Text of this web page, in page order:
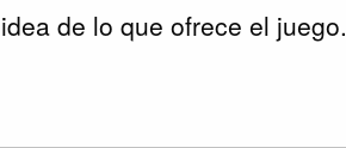
de lo que ofrece el juego.